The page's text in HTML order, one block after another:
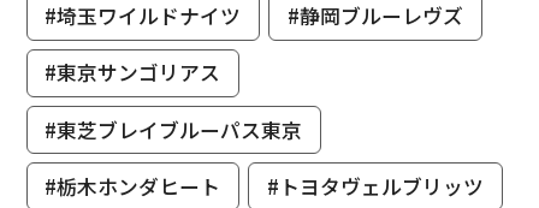
#埼玉ワイルドナイツ
#静岡ブルーレヴズ
#東京サンゴリアス
#東芝ブレイブルーパス東京
#栃木ホンダヒート
#トヨタヴェルブリッツ